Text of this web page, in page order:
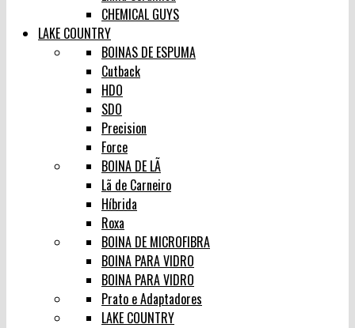
CHEMICAL GUYS
LAKE COUNTRY
BOINAS DE ESPUMA
Cutback
HDO
SDO
Precision
Force
BOINA DE LÃ
Lã de Carneiro
Híbrida
Roxa
BOINA DE MICROFIBRA
BOINA PARA VIDRO
BOINA PARA VIDRO
Prato e Adaptadores
LAKE COUNTRY